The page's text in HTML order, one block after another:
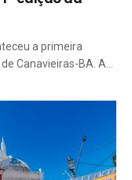
a primeira
Canavieiras-BA. A…